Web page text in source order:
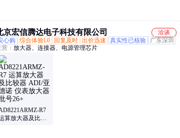
京宏信腾达电子科技有限公司
洽谈
心购
综合体验L0 回复及时 出价迅速 真实性已核验
广东深圳
： 放大器、连接器、电源管理芯片
R7
算放大器及比较